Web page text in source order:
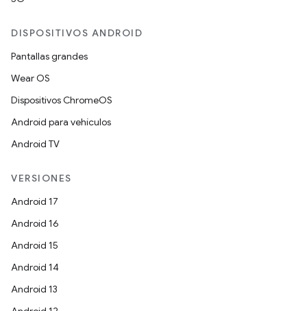
DISPOSITIVOS ANDROID
Pantallas grandes
Wear OS
Dispositivos ChromeOS
Android para vehículos
Android TV
VERSIONES
Android 17
Android 16
Android 15
Android 14
Android 13